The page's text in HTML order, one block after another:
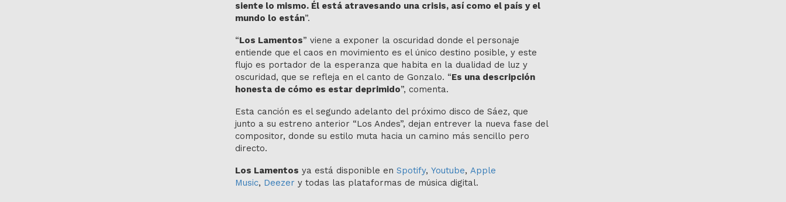
siente lo mismo. Él está atravesando una crisis, así como el país y el
mundo lo están”.
“Los Lamentos” viene a exponer la oscuridad donde el personaje
entiende que el caos en movimiento es el único destino posible, y este
flujo es portador de la esperanza que habita en la dualidad de luz y
oscuridad, que se refleja en el canto de Gonzalo. “Es una descripción
honesta de cómo es estar deprimido”, comenta.
Esta canción es el segundo adelanto del próximo disco de Sáez, que
junto a su estreno anterior “Los Andes”, dejan entrever la nueva fase del
compositor, donde su estilo muta hacia un camino más sencillo pero
directo.
Los Lamentos ya está disponible en Spotify, Youtube, Apple
Music, Deezer y todas las plataformas de música digital.